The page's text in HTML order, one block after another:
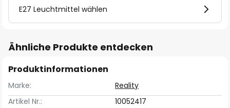
E27 Leuchtmittel wählen
Ähnliche Produkte entdecken
Produktinformationen
Marke:
Reality
Artikel Nr.:
10052417